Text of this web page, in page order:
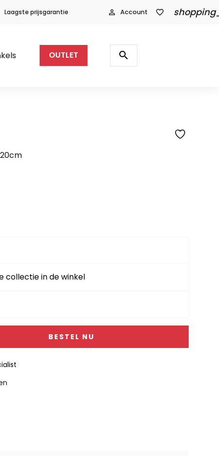
Laagste prijsgarantie person_outline Account favorite_border
OUTLET
Producten
zoeken
search
collectie in de winkel
BESTEL NU